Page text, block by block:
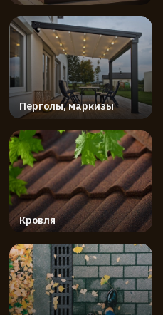
Перголы, маркизы
Кровля